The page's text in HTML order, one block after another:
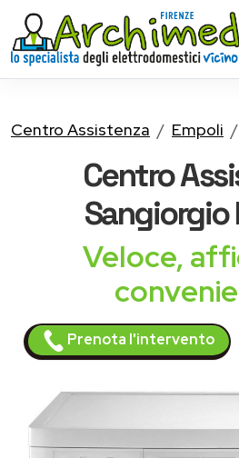
Centro Assistenza Empoli
Centro
Sangiorgio
Veloce,
Prenota l'intervento